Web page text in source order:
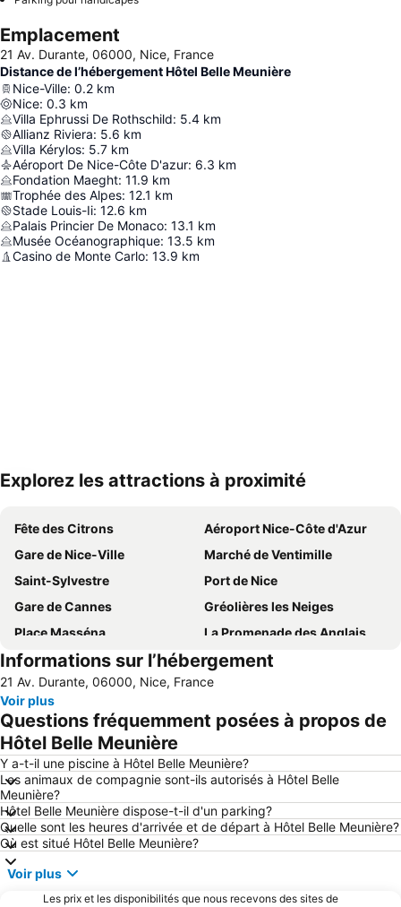
Emplacement
21 Av. Durante, 06000, Nice, France
Distance de l’hébergement Hôtel Belle Meunière
Nice-Ville: 0.2 km
Nice: 0.3 km
Villa Ephrussi De Rothschild: 5.4 km
Allianz Riviera: 5.6 km
Villa Kérylos: 5.7 km
Aéroport De Nice-Côte D'azur: 6.3 km
Fondation Maeght: 11.9 km
Trophée des Alpes: 12.1 km
Stade Louis-Ii: 12.6 km
Palais Princier De Monaco: 13.1 km
Musée Océanographique: 13.5 km
Casino de Monte Carlo: 13.9 km
Explorez les attractions à proximité
Fête des Citrons
Aéroport Nice-Côte d'Azur
Gare de Nice-Ville
Marché de Ventimille
Saint-Sylvestre
Port de Nice
Gare de Cannes
Gréolières les Neiges
Place Masséna
La Promenade des Anglais
Grand Stade de Nice
Pasteur
Vieux Nice
Antibes - Juan-les-Pins Balnéaires
Arma di Taggia
Cap 3000
Saint-Isidore
Menton Vieille Ville
Gare SNCF
Beau Rivage
Gare d'Antibes
La Colmiane
Cimiez
Centre-ville - Croisette
Antibes-les-Pins plage
Carnaval de Nice
Plage Cannes Beach
Informations sur l’hébergement
21 Av. Durante, 06000, Nice, France
Voir plus
Questions fréquemment posées à propos de
Hôtel Belle Meunière
Y a-t-il une piscine à Hôtel Belle Meunière?
Les animaux de compagnie sont-ils autorisés à Hôtel Belle
Meunière?
Hôtel Belle Meunière dispose-t-il d'un parking?
Quelle sont les heures d'arrivée et de départ à Hôtel Belle Meunière?
Où est situé Hôtel Belle Meunière?
Voir plus
Les prix et les disponibilités que nous recevons des sites de